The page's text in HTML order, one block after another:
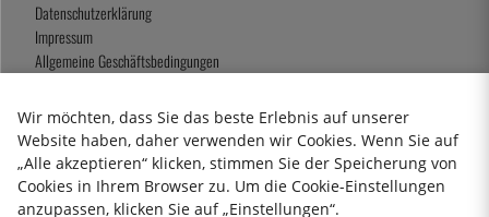
Datenschutzerklärung
Impressum
Allgemeine Geschäftsbedingungen
2026 KitchenLab AB
Wir möchten, dass Sie das beste Erlebnis auf unserer
Website haben, daher verwenden wir Cookies. Wenn Sie auf
„Alle akzeptieren“ klicken, stimmen Sie der Speicherung von
Cookies in Ihrem Browser zu. Um die Cookie-Einstellungen
anzupassen, klicken Sie auf „Einstellungen“.